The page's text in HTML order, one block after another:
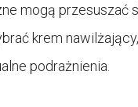
mogą przesuszać
krem
podrażnienia.